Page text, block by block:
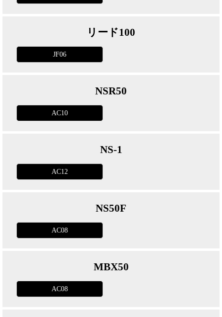
リード100
JF06
NSR50
AC10
NS-1
AC12
NS50F
AC08
MBX50
AC08